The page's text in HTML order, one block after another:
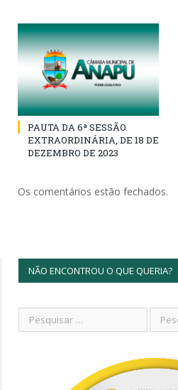
PAUTA DA 6ª SESSÃO
EXTRAORDINÁRIA, DE 18 DE
DEZEMBRO DE 2023
Os comentários estão fechados.
NÃO ENCONTROU O QUE QUERIA?